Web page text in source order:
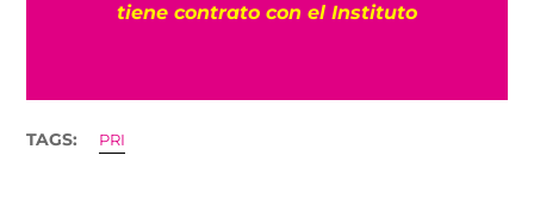
tiene contrato con el Instituto
TAGS: PRI